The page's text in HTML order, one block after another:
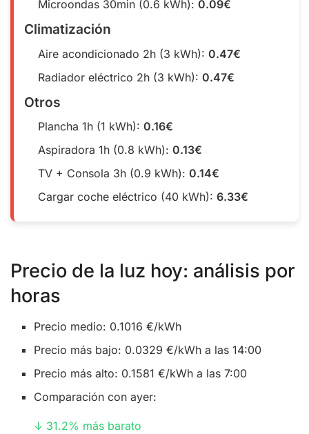
Microondas 30min (0.6 kWh): 0.09€
Climatización
Aire acondicionado 2h (3 kWh): 0.47€
Radiador eléctrico 2h (3 kWh): 0.47€
Otros
Plancha 1h (1 kWh): 0.16€
Aspiradora 1h (0.8 kWh): 0.13€
TV + Consola 3h (0.9 kWh): 0.14€
Cargar coche eléctrico (40 kWh): 6.33€
Precio de la luz hoy: análisis por
horas
Precio medio: 0.1016 €/kWh
Precio más bajo: 0.0329 €/kWh a las 14:00
Precio más alto: 0.1581 €/kWh a las 7:00
Comparación con ayer:
↓ 31.2% más barato